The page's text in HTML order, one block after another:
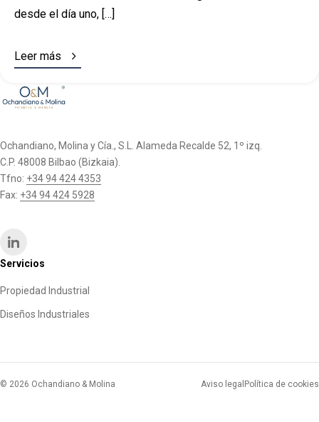
desde el día uno, […]
Leer más 
Ochandiano, Molina y Cía., S.L. Alameda Recalde 52, 1º izq.
C.P. 48008 Bilbao (Bizkaia).
Tfno: +34 94 424 4353
Fax: +34 94 424 5928
Servicios
Propiedad Industrial
Diseños Industriales
© 2026 Ochandiano & Molina Aviso legal Política de cookies